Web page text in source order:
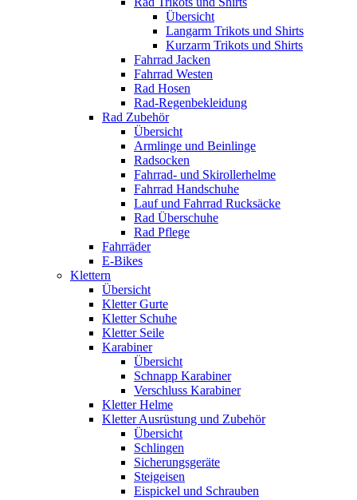
Übersicht
Langarm Trikots und Shirts
Kurzarm Trikots und Shirts
Fahrrad Jacken
Fahrrad Westen
Rad Hosen
Rad-Regenbekleidung
Rad Zubehör
Übersicht
Armlinge und Beinlinge
Radsocken
Fahrrad- und Skirollerhelme
Fahrrad Handschuhe
Lauf und Fahrrad Rucksäcke
Rad Überschuhe
Rad Pflege
Fahrräder
E-Bikes
Klettern
Übersicht
Kletter Gurte
Kletter Schuhe
Kletter Seile
Karabiner
Übersicht
Schnapp Karabiner
Verschluss Karabiner
Kletter Helme
Kletter Ausrüstung und Zubehör
Übersicht
Schlingen
Sicherungsgeräte
Steigeisen
Eispickel und Schrauben